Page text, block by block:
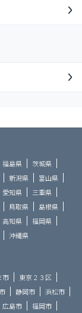
福島県
茨城県
新潟県
富山県
愛知県
三重県
鳥取県
島根県
高知県
福岡県
沖縄県
市
東京２３区
静岡市
浜松市
広島市 福岡市